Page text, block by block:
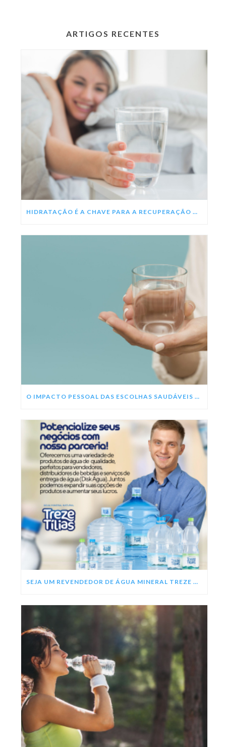
ARTIGOS RECENTES
HIDRATAÇÃO É A CHAVE PARA A RECUPERAÇÃO DA DENGUE
O IMPACTO PESSOAL DAS ESCOLHAS SAUDÁVEIS NESSE ANO
SEJA UM REVENDEDOR DE ÁGUA MINERAL TREZE TÍLIAS